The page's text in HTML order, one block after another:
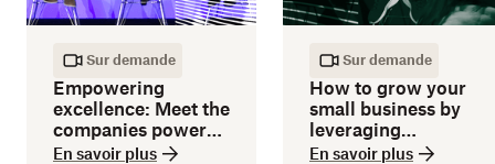
Sur demande
Empowering
excellence: Meet the
companies powered
by Dropbox
En savoir plus
Sur demande
How to grow your
small business by
leveraging
technology
En savoir plus